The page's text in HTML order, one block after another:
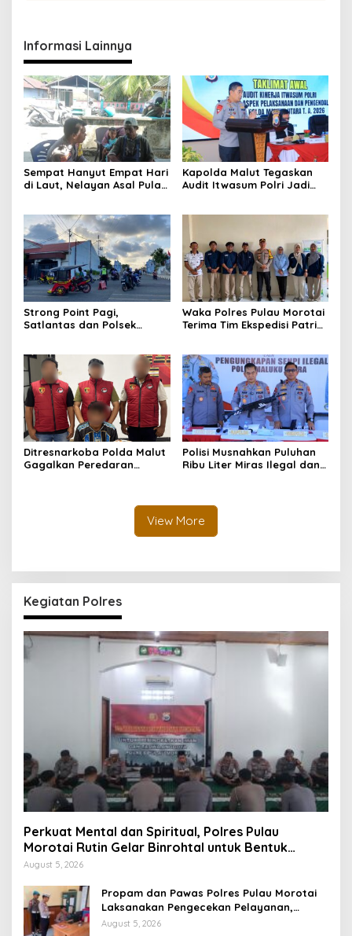
Informasi Lainnya
Sempat Hanyut Empat Hari
di Laut, Nelayan Asal Pulau
Utara
Kapolda Malut Tegaskan
Audit Itwasum Polri Jadi
Strong Point Pagi,
Satlantas dan Polsek
serta Keselamatan Berlalu
Lintas
Waka Polres Pulau Morotai
Terima Tim Ekspedisi Patriot
Wilayah Morotai
Ditresnarkoba Polda Malut
Gagalkan Peredaran
Polisi Musnahkan Puluhan
Ribu Liter Miras Ilegal dan
View More
Kegiatan Polres
Perkuat Mental dan Spiritual, Polres Pulau
Morotai Rutin Gelar Binrohtal untuk Bentuk
Personel Berintegritas
August 5, 2026
Propam dan Pawas Polres Pulau Morotai
Laksanakan Pengecekan Pelayanan,
Pastikan Masyarakat Mendapat
August 5, 2026